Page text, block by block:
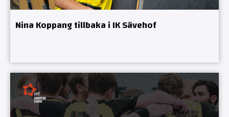
Nina Koppang tillbaka i IK Sävehof